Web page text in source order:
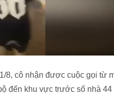
8, cô nhận được cuộc gọi từ
đến khu vực trước số nhà